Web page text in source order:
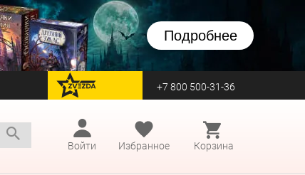
Подробнее
перейти на Zvezda +7 800 500-31-36
Войти
Избранное Корзина